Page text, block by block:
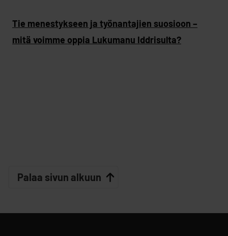
Tie menestykseen ja työnantajien suosioon –
mitä voimme oppia Lukumanu Iddrisulta?
Palaa sivun alkuun